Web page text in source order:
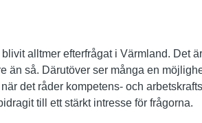
alltmer efterfrågat i Värmland. Det
än så. Därutöver ser många en
det råder kompetens- och
till ett stärkt intresse för frågorna.